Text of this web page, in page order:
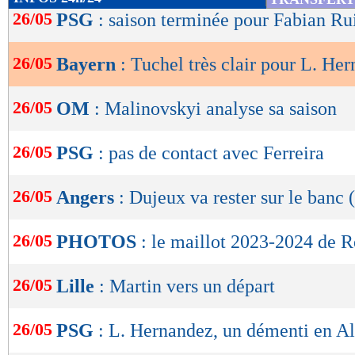
de
OK
26/05 PSG : saison terminée pour Fabian
26/05 Bayern : Tuchel très clair pour L.
26/05 OM : Malinovskyi analyse sa saison
26/05 PSG : pas de contact avec Ferreira
26/05 Angers : Dujeux va rester sur le
26/05 PHOTOS : le maillot 2023-2024 de
26/05 Lille : Martin vers un départ
26/05 PSG : L. Hernandez, un démenti en